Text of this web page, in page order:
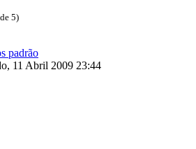
5)
padrão
11 Abril 2009 23:44